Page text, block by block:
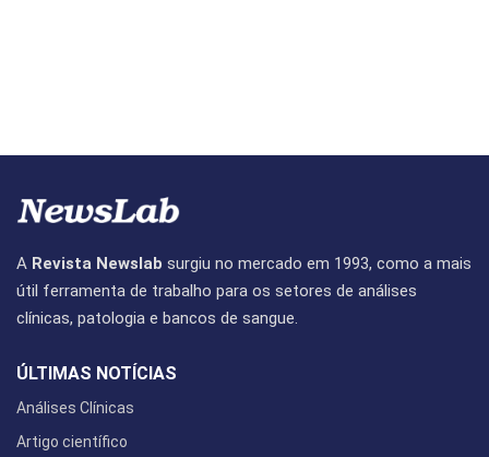
A Revista Newslab surgiu no mercado em 1993, como a mais
útil ferramenta de trabalho para os setores de análises
clínicas, patologia e bancos de sangue.
ÚLTIMAS NOTÍCIAS
Análises Clínicas
Artigo científico